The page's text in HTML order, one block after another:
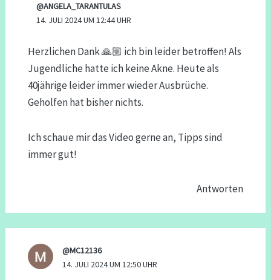
@ANGELA_TARANTULAS
14. JULI 2024 UM 12:44 UHR
Herzlichen Dank 🙏🏼 ich bin leider betroffen! Als
Jugendliche hatte ich keine Akne. Heute als
40jährige leider immer wieder Ausbrüche.
Geholfen hat bisher nichts.
Ich schaue mir das Video gerne an, Tipps sind
immer gut!
Antworten
@MC12136
14. JULI 2024 UM 12:50 UHR